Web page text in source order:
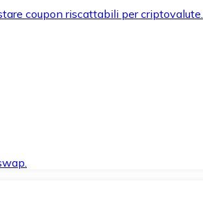
coupon riscattabili per criptovalute.